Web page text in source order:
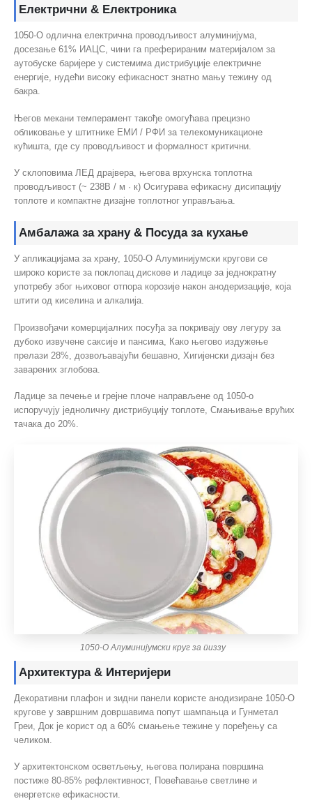
Електрични & Електроника
1050-О одлична електрична проводљивост алуминијума,
досезање 61% ИАЦС, чини га преферираним материјалом за
аутобуске баријере у системима дистрибуције електричне
енергије, нудећи високу ефикасност знатно мању тежину од
бакра.
Његов мекани темперамент такође омогућава прецизно
обликовање у штитнике ЕМИ / РФИ за телекомуникационе
кућишта, где су проводљивост и формалност критични.
У склоповима ЛЕД драјвера, његова врхунска топлотна
проводљивост (~ 238В / м · к) Осигурава ефикасну дисипацију
топлоте и компактне дизајне топлотног управљања.
Амбалажа за храну & Посуда за кухање
У апликацијама за храну, 1050-О Алуминијумски кругови се
широко користе за поклопац дискове и ладице за једнократну
употребу због њиховог отпора корозије након анодеризације, која
штити од киселина и алкалија.
Произвођачи комерцијалних посуђа за покривају ову легуру за
дубоко извучене саксије и пансима, Како његово издужење
прелази 28%, дозвољавајући бешавно, Хигијенски дизајн без
заварених зглобова.
Ладице за печење и грејне плоче направљене од 1050-о
испоручују једноличну дистрибуцију топлоте, Смањивање врућих
тачака до 20%.
1050-О Алуминијумски круг за пиззу
Архитектура & Интеријери
Декоративни плафон и зидни панели користе анодизиране 1050-О
кругове у завршним довршавима попут шампањца и Гунметал
Греи, Док је корист од а 60% смањење тежине у поређењу са
челиком.
У архитектонском осветљењу, његова полирана површина
постиже 80-85% рефлективност, Повећавање светлине и
енергетске ефикасности.